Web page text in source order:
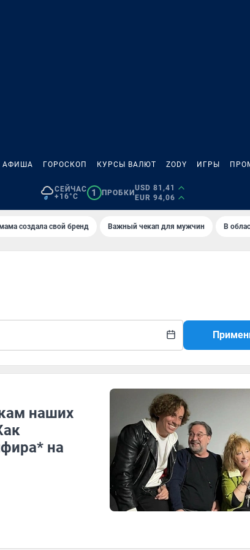
АФИША ГОРОСКОП КУРСЫ ВАЛЮТ ZODY ИГРЫ
СЕЙЧАС
+16°C
1 ПРОБКИ
USD 81,41
EUR 94,06
создала свой бренд Важный чекап для мужчин В
наших
на